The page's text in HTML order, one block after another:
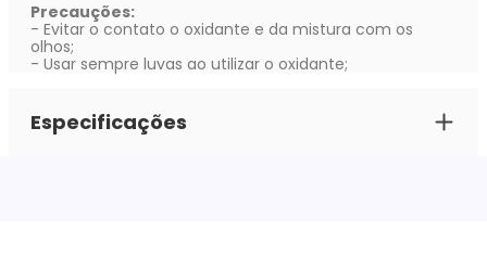
Precauções:
- Evitar o contato o oxidante e da mistura com os
olhos;
- Usar sempre luvas ao utilizar o oxidante;
Especificações